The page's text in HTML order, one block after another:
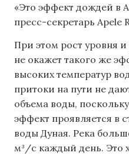
«Это эффект дождей в
пресс-секретарь Apele
При этом рост уровня
не окажет такого же
высоких температур
притоки на пути не
объема воды,
эффект проявляется в
воды Дуная. Река
м³/с каждый день. Это